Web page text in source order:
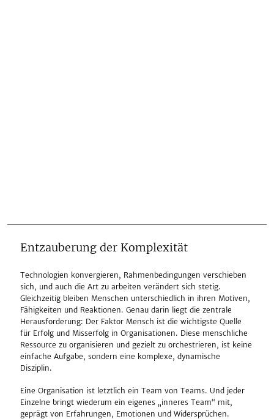
Entzauberung der Komplexität
Technologien konvergieren, Rahmenbedingungen verschieben
sich, und auch die Art zu arbeiten verändert sich stetig.
Gleichzeitig bleiben Menschen unterschiedlich in ihren Motiven,
Fähigkeiten und Reaktionen. Genau darin liegt die zentrale
Herausforderung: Der Faktor Mensch ist die wichtigste Quelle
für Erfolg und Misserfolg in Organisationen. Diese menschliche
Ressource zu organisieren und gezielt zu orchestrieren, ist keine
einfache Aufgabe, sondern eine komplexe, dynamische
Disziplin.
Eine Organisation ist letztlich ein Team von Teams. Und jeder
Einzelne bringt wiederum ein eigenes „inneres Team“ mit,
geprägt von Erfahrungen, Emotionen und Widersprüchen.